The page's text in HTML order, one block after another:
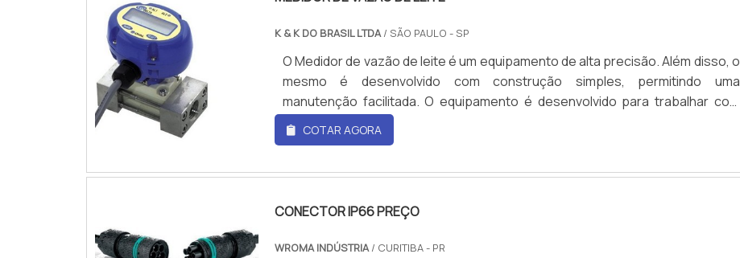
K & K DO BRASIL LTDA/ SÃO PAULO - SP
O Medidor de vazão de leite é um equipamento de alta precisão. Além disso, o
mesmo é desenvolvido com construção simples, permitindo uma
manutenção facilitada. O equipamento é desenvolvido para trabalhar com
leite e demais itens das áreas alimentícias, como por exemplo bebidas. E
também pode ser trabalhado em áreas farmacêuticas e químicas.Esse tipo
simples, o Medid...
COTAR AGORA
CONECTOR IP66 PREÇO
WROMA INDÚSTRIA/ CURITIBA - PR